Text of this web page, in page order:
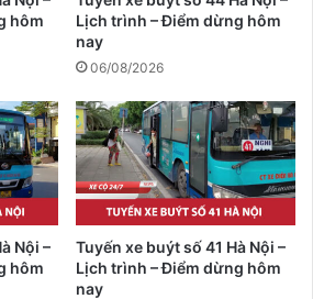
hôm
Lịch trình – Điểm dừng hôm
nay
06/08/2026
Nội –
hôm
Tuyến xe buýt số 41 Hà Nội –
Lịch trình – Điểm dừng hôm
nay